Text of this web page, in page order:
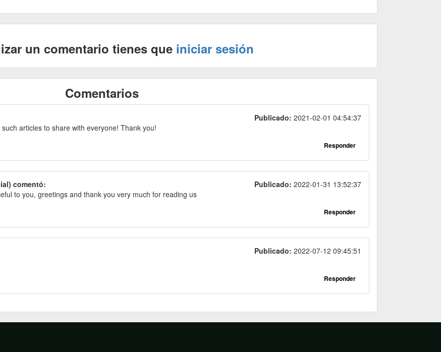
un comentario tienes que iniciar sesión
Comentarios
Publicado: 2021-02-01 04:54:37
articles to share with everyone! Thank you!
Responder
comentó: Publicado: 2022-01-31 13:52:37
to you, greetings and thank you very much for reading us
Responder
Publicado: 2022-07-12 09:45:51
Responder